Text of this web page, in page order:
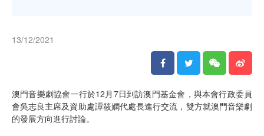
13/12/2021
澳門音樂劇協會一行於12月7日到訪澳門基金會，與本會行政委員
會吳志良主席及資助處譚筱嫻代處長進行交流，雙方就澳門音樂劇
的發展方向進行討論。